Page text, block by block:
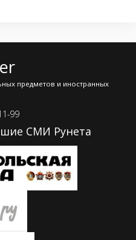
предметов и иностранных
99
СМИ Рунета